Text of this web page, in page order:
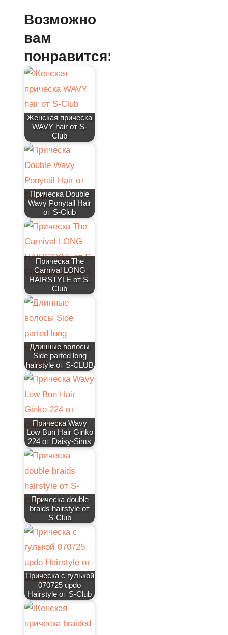
Возможно
вам
понравится:
Женская прическа
WAVY hair от S-
Club
Прическа Double
Wavy Ponytail Hair
от S-Club
Прическа The
Carnival LONG
HAIRSTYLE от S-
Club
Длинные волосы
Side parted long
hairstyle от S-CLUB
Прическа Wavy
Low Bun Hair Ginko
224 от Daisy-Sims
Прическа double
braids hairstyle от
S-Club
Прическа с гулькой
070725 updo
Hairstyle от S-Club